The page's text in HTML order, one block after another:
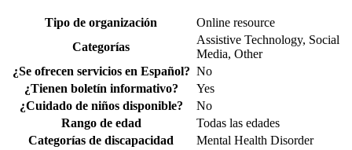
Tipo de organización
Online resource
Categorías
Assistive Technology, Social
Media, Other
¿Se ofrecen servicios en Español? No
¿Tienen boletín informativo?
Yes
¿Cuidado de niños disponible?
No
Rango de edad
Todas las edades
Categorías de discapacidad
Mental Health Disorder